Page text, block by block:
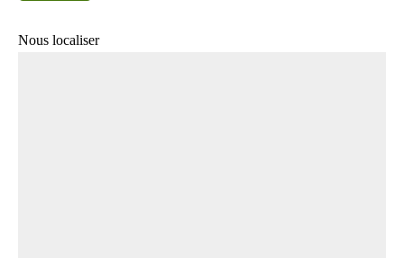
Nous localiser